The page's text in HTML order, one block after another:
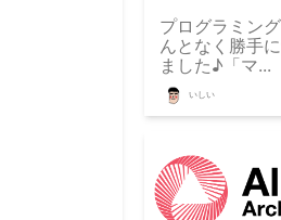
プログラミン
んとなく勝手
ました♪「マ...
いしい